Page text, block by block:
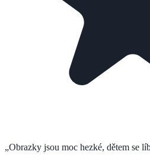
„Obrazky jsou moc hezké, dětem se